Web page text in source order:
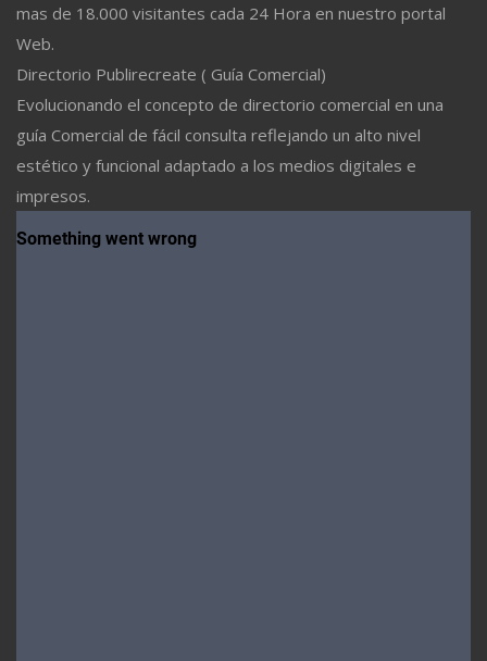
mas de 18.000 visitantes cada 24 Hora en nuestro portal
Web.
Directorio Publirecreate ( Guía Comercial)
Evolucionando el concepto de directorio comercial en una
guía Comercial de fácil consulta reflejando un alto nivel
estético y funcional adaptado a los medios digitales e
impresos.